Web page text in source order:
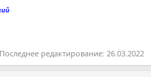
Последнее редактирование: 26.03.2022